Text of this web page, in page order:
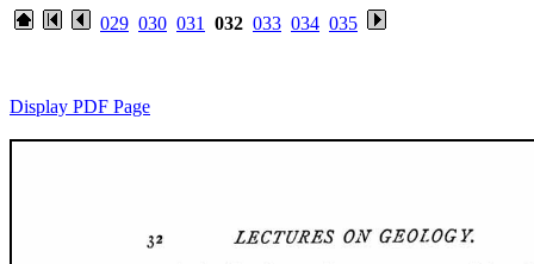
029 030 031 032 033 034 035
Display PDF Page